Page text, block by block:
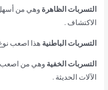
التسربات الظاهرة وهي من أسهل
الاكتشاف .
التسربات الباطنية هذا اصعب
التسربات الخفية وهي من اصعب
الآلات الحديثة .